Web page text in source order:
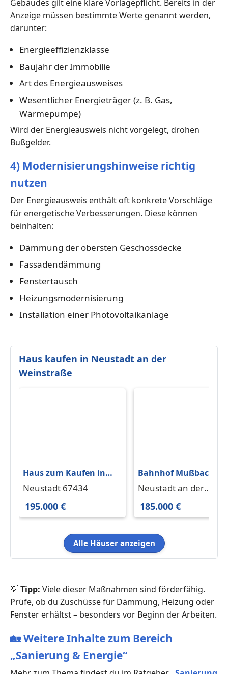
Gebäudes gilt eine klare Vorlagepflicht. Bereits in der
Anzeige müssen bestimmte Werte genannt werden,
darunter:
Energieeffizienzklasse
Baujahr der Immobilie
Art des Energieausweises
Wesentlicher Energieträger (z. B. Gas,
Wärmepumpe)
Wird der Energieausweis nicht vorgelegt, drohen
Bußgelder.
4) Modernisierungshinweise richtig
nutzen
Der Energieausweis enthält oft konkrete Vorschläge
für energetische Verbesserungen. Diese können
beinhalten:
Dämmung der obersten Geschossdecke
Fassadendämmung
Fenstertausch
Heizungsmodernisierung
Installation einer Photovoltaikanlage
Haus kaufen in Neustadt an der
Weinstraße
Haus zum Kaufen in
Neustadt 195.000 € 85
Neustadt 67434
195.000 €
Bahnhof Mußbach bei
Neustadt Weinstraße
Neustadt an der
Weinstraße 67435
185.000 €
Alle Häuser anzeigen
💡Tipp: Viele dieser Maßnahmen sind förderfähig.
Prüfe, ob du Zuschüsse für Dämmung, Heizung oder
Fenster erhältst – besonders vor Beginn der Arbeiten.
🏡Weitere Inhalte zum Bereich
„Sanierung & Energie“